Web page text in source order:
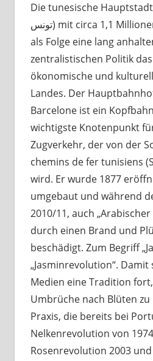
Die tunesische
تونس) mit circa 1,1 Millionen Einwohnern ist
als Folge eine lang
zentralistischen Politik
ökonomische und
Landes. Der
Barcelone ist ein
wichtigste Knotenpunkt
Zugverkehr, der von der
chemins de fer tunisiens
wird. Er wurde 1877
umgebaut und während
2010/11, auch
durch einen Brand und
beschädigt. Zum Begriff
„Jasminrevolution“.
Medien eine Tradition
Umbrüche nach Blüten
Praxis, die bereits bei
Nelkenrevolution von
Rosenrevolution 2003